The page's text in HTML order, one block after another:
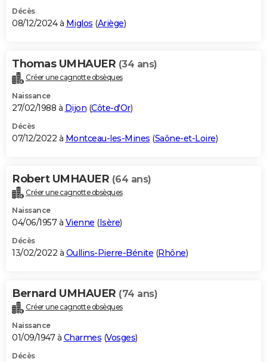
Décès
08/12/2024 à Miglos (Ariège)
Thomas UMHAUER (34 ans)
Créer une cagnotte obsèques
Naissance
27/02/1988 à Dijon (Côte-d'Or)
Décès
07/12/2022 à Montceau-les-Mines (Saône-et-Loire)
Robert UMHAUER (64 ans)
Créer une cagnotte obsèques
Naissance
04/06/1957 à Vienne (Isère)
Décès
13/02/2022 à Oullins-Pierre-Bénite (Rhône)
Bernard UMHAUER (74 ans)
Créer une cagnotte obsèques
Naissance
01/09/1947 à Charmes (Vosges)
Décès